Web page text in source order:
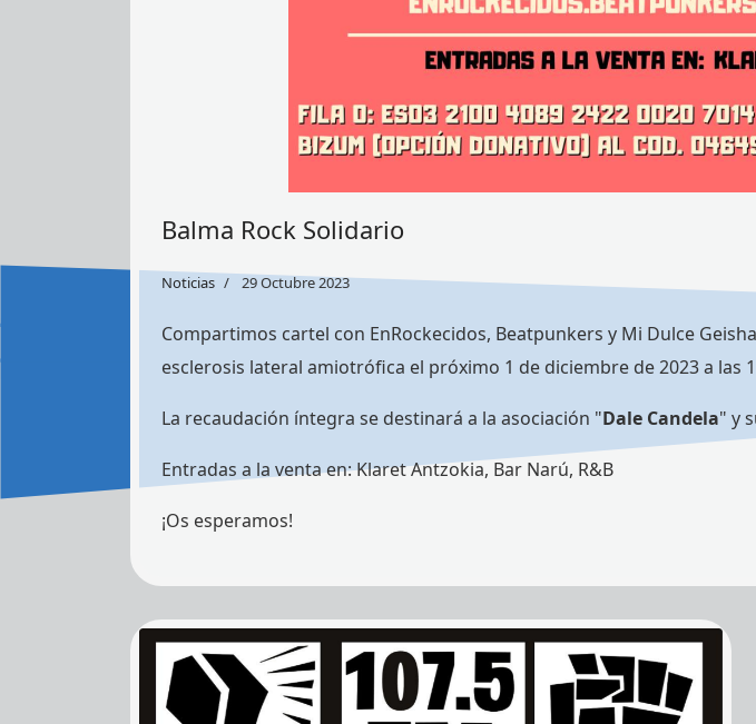
Balma Rock Solidario
Noticias 29 Octubre 2023
Compartimos cartel con EnRockecidos, Beatpunkers y Mi Dulce
esclerosis lateral amiotrófica el próximo 1 de diciembre de 2023 a las
La recaudación íntegra se destinará a la asociación "Dale Candela" y
Entradas a la venta en: Klaret Antzokia, Bar Narú, R&B
¡Os esperamos!